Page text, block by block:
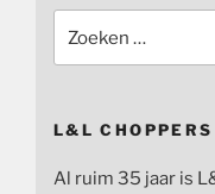
naar:
L&L CHOPPERS
Al ruim 35 jaar is